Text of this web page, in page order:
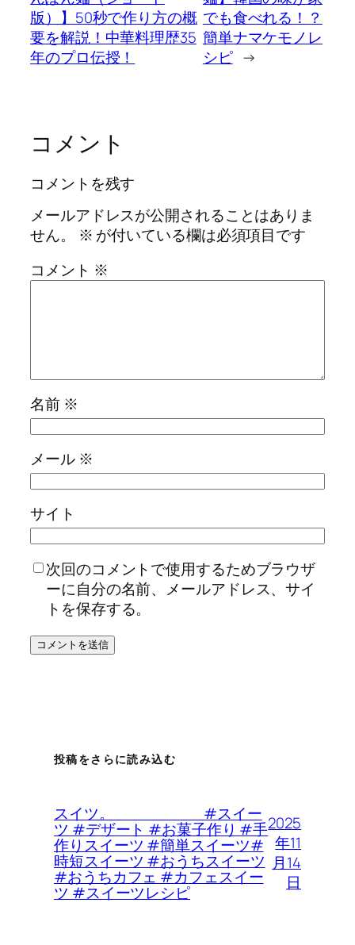
版）】50秒で作り方の概
要を解説！中華料理歴35
年のプロ伝授！
でも食べれる！？
簡単ナマケモノレ
シピ →
コメント
コメントを残す
メールアドレスが公開されることはありま
せん。
※ が付いている欄は必須項目です
コメント ※
名前 ※
メール ※
サイト
次回のコメントで使用するためブラウザ
ーに自分の名前、メールアドレス、サイ
トを保存する。
投稿をさらに読み込む
スイツ。 #スイー
ツ #デザート #お菓子作り #手
作りスイーツ #簡単スイーツ#
時短スイーツ #おうちスイーツ
#おうちカフェ #カフェスイー
ツ #スイーツレシピ
2025
年11
月14
日